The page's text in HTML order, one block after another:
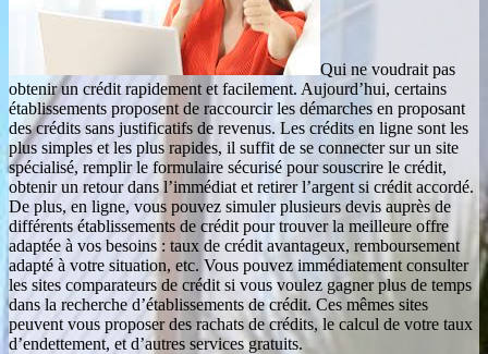
Qui ne voudrait pas
obtenir un crédit rapidement et facilement. Aujourd’hui, certains
établissements proposent de raccourcir les démarches en proposant
des crédits sans justificatifs de revenus. Les crédits en ligne sont les
plus simples et les plus rapides, il suffit de se connecter sur un site
spécialisé, remplir le formulaire sécurisé pour souscrire le crédit,
obtenir un retour dans l’immédiat et retirer l’argent si crédit accordé.
De plus, en ligne, vous pouvez simuler plusieurs devis auprès de
différents établissements de crédit pour trouver la meilleure offre
adaptée à vos besoins : taux de crédit avantageux, remboursement
adapté à votre situation, etc. Vous pouvez immédiatement consulter
les sites comparateurs de crédit si vous voulez gagner plus de temps
dans la recherche d’établissements de crédit. Ces mêmes sites
peuvent vous proposer des rachats de crédits, le calcul de votre taux
d’endettement, et d’autres services gratuits.